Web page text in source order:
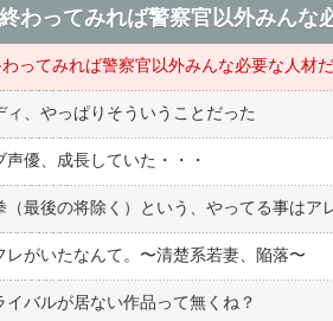
わってみれば警察官以外みんな
わってみれば警察官以外みんな必要な人材
、やっぱりそういうことだった
声優、成長していた・・・
（最後の将除く）という、やってる事はア
レがいたなんて。〜清楚系若妻、陥落〜
バルが居ない作品って無くね？